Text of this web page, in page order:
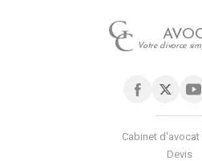
Votre divorce
Cabinet d'avocat
Devis